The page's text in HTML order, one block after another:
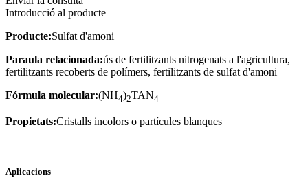
Introducció al producte
Producte:Sulfat d'amoni
Paraula relacionada:ús de fertilitzants nitrogenats a l'agricultura,
fertilitzants recoberts de polímers, fertilitzants de sulfat d'amoni
Fórmula molecular:(NH4)2TAN4
Propietats:Cristalls incolors o partícules blanques
Aplicacions